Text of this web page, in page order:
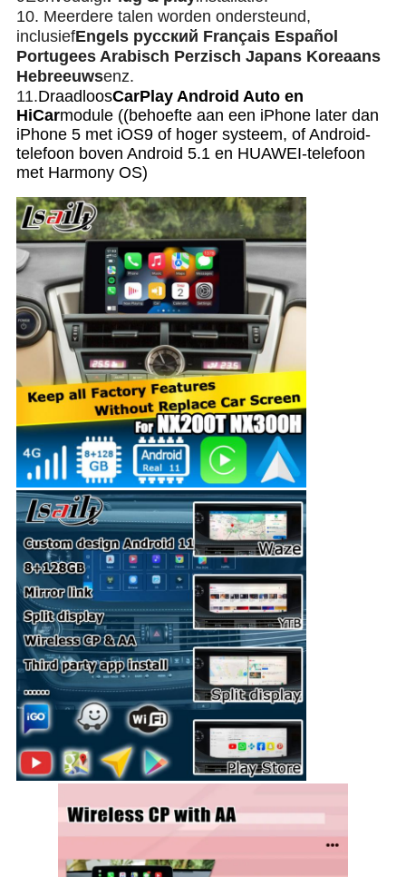
10. Meerdere talen worden ondersteund,
inclusiefEngels русский Français Español
Portugees Arabisch Perzisch Japans Koreaans
Hebreeuwsenz.
11.DraadloosCarPlay Android Auto en
HiCarmodule ((behoefte aan een iPhone later dan
iPhone 5 met iOS9 of hoger systeem, of Android-
telefoon boven Android 5.1 en HUAWEI-telefoon
met Harmony OS)